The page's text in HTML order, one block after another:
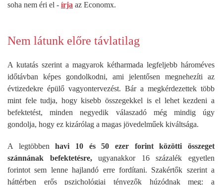
soha nem éri el - írja az Economx.
Nem látunk előre távlatilag
A kutatás szerint a magyarok kétharmada legfeljebb hároméves
időtávban képes gondolkodni, ami jelentősen megnehezíti az
évtizedekre épülő vagyontervezést. Bár a megkérdezettek több
mint fele tudja, hogy kisebb összegekkel is el lehet kezdeni a
befektetést, minden negyedik válaszadó még mindig úgy
gondolja, hogy ez kizárólag a magas jövedelműek kiváltsága.
A legtöbben havi 10 és 50 ezer forint közötti összeget
szánnának befektetésre,ugyanakkor 16 százalék egyetlen
forintot sem lenne hajlandó erre fordítani. Szakértők szerint a
háttérben erős pszichológiai tényezők húzódnak meg: a